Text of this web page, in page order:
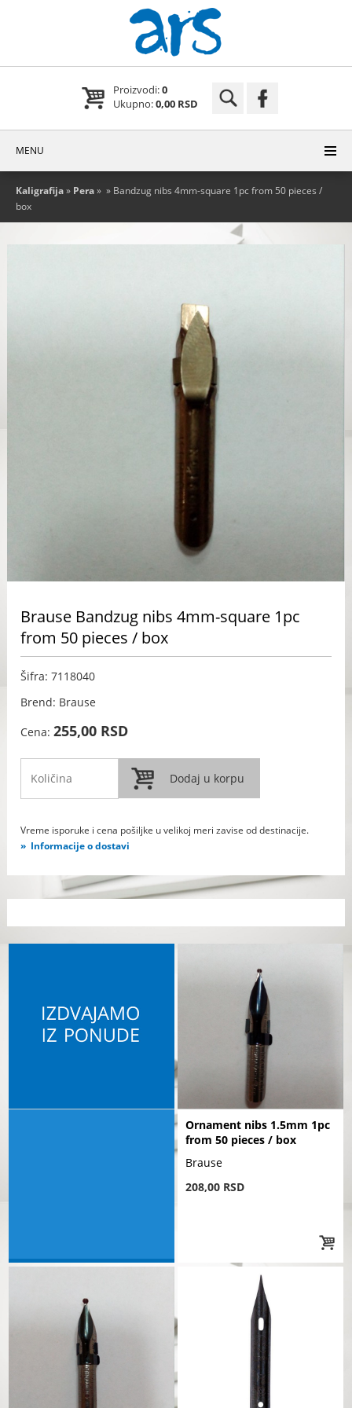
Proizvodi:0
Ukupno:0,00 RSD
MENU
Kaligrafija» Pera» » Bandzug nibs 4mm-square 1pc from 50 pieces /
box
Brause Bandzug nibs 4mm-square 1pc
from 50 pieces / box
Šifra: 7118040
Brend: Brause
Cena:255,00 RSD
Vreme isporuke i cena pošiljke u velikoj meri zavise od destinacije.
Informacije o dostavi
Ornament nibs 1.5mm 1pc
from 50 pieces / box
Brause
208,00 RSD